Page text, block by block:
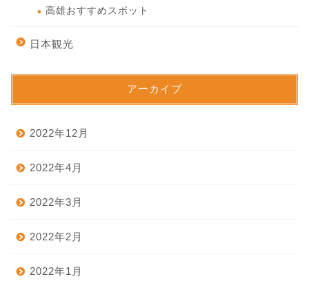
高雄おすすめスポット
日本観光
アーカイブ
2022年12月
2022年4月
2022年3月
2022年2月
2022年1月